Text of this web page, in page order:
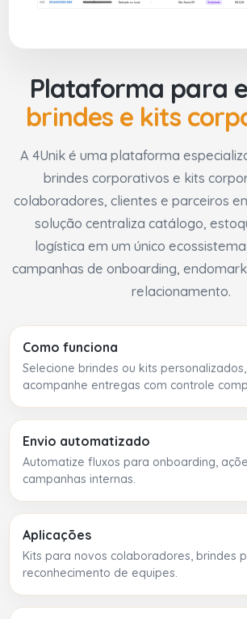
Plataforma para
brindes e kits
A 4Unik é uma plataforma
brindes corporativos e kits
colaboradores, clientes e parceiros
solução centraliza catálogo,
logística em um único
campanhas de onboarding,
relacionamento.
Como funciona
Selecione brindes ou kits
acompanhe entregas com controle
Envio automatizado
Automatize fluxos para onboarding,
campanhas internas.
Aplicações
Kits para novos colaboradores, brindes
reconhecimento de equipes.